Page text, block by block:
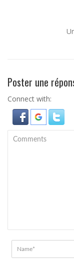
Poster une
Connect with: